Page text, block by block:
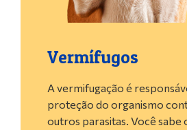
Vermífugos
A vermifugação é
proteção do organismo
outros parasitas. Você sabe